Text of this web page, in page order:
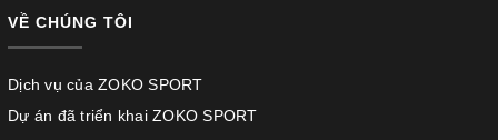
VỀ CHÚNG TÔI
Dịch vụ của ZOKO SPORT
Dự án đã triển khai ZOKO SPORT